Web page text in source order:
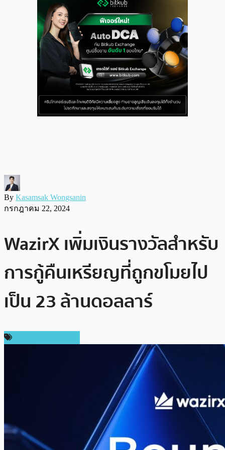
By Kasamsak Wongsanin
กรกฎาคม 22, 2024
WazirX เพิ่มเงินรางวัลสำหรับ
การกู้คืนเหรียญที่ถูกขโมยไป
เป็น 23 ล้านดอลลาร์